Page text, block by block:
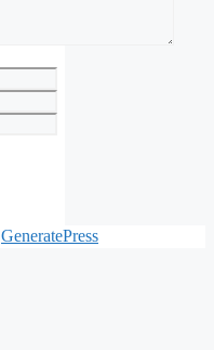
GeneratePress